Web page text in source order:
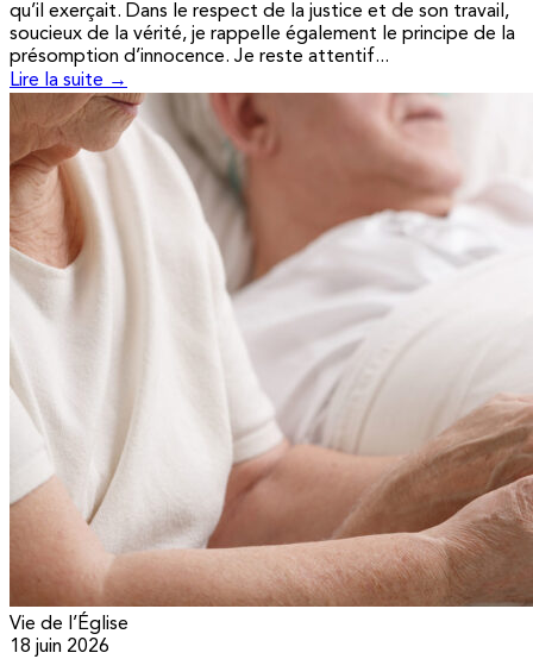
qu’il exerçait. Dans le respect de la justice et de son travail,
soucieux de la vérité, je rappelle également le principe de la
présomption d’innocence. Je reste attentif...
Lire la suite →
Vie de l’Église
18 juin 2026